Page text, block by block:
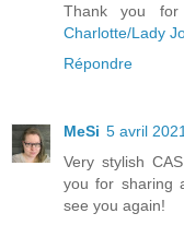
Thank you
Charlotte/Lady
Répondre
MeSi 5 avril
Very stylish
you for sharing
see you again!